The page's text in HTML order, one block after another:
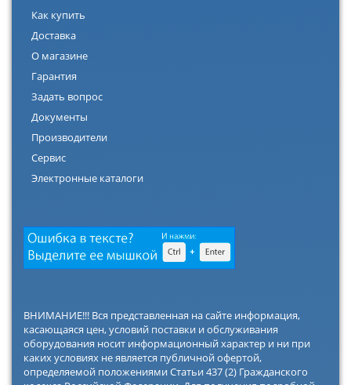
Как купить
Доставка
О магазине
Гарантия
Задать вопрос
Документы
Производители
Сервис
Электронные каталоги
ВНИМАНИЕ!!! Вся представленная на сайте информация,
касающаяся цен, условий поставки и обслуживания
оборудования носит информационный характер и ни при
каких условиях не является публичной офертой,
определяемой положениями Статьи 437 (2) Гражданского